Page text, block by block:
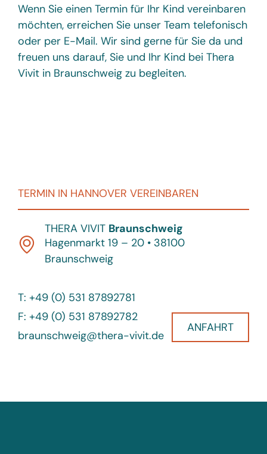
Wenn Sie einen Termin für Ihr Kind vereinbaren
möchten, erreichen Sie unser Team telefonisch
oder per E-Mail. Wir sind gerne für Sie da und
freuen uns darauf, Sie und Ihr Kind bei Thera
Vivit in Braunschweig zu begleiten.
TERMIN IN HANNOVER VEREINBAREN
THERA VIVIT Braunschweig
Hagenmarkt 19 – 20 • 38100
Braunschweig
T: +49 (0) 531 87892781
F: +49 (0) 531 87892782
braunschweig@thera-vivit.de
ANFAHRT